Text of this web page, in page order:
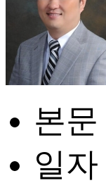
본문
일자